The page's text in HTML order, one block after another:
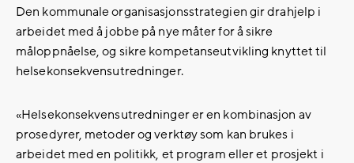
Den kommunale organisasjonsstrategien gir drahjelp i
arbeidet med å jobbe på nye måter for å sikre
måloppnåelse, og sikre kompetanseutvikling knyttet til
helsekonsekvensutredninger.
«Helsekonsekvensutredninger er en kombinasjon av
prosedyrer, metoder og verktøy som kan brukes i
arbeidet med en politikk, et program eller et prosjekt i